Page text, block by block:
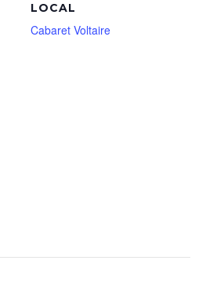
LOCAL
Cabaret Voltaire